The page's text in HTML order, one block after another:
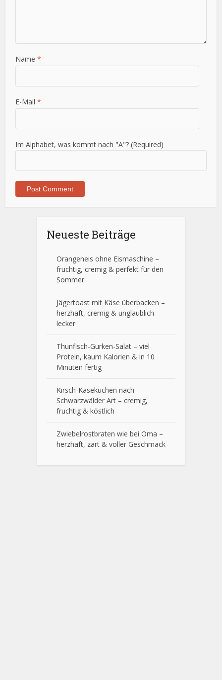
Name*
E-Mail*
Im Alphabet, was kommt nach "A"? (Required)
Neueste Beiträge
Orangeneis ohne Eismaschine –
fruchtig, cremig & perfekt für den
Sommer
Jägertoast mit Käse überbacken –
herzhaft, cremig & unglaublich
lecker
Thunfisch-Gurken-Salat – viel
Protein, kaum Kalorien & in 10
Minuten fertig
Kirsch-Käsekuchen nach
Schwarzwälder Art – cremig,
fruchtig & köstlich
Zwiebelrostbraten wie bei Oma –
herzhaft, zart & voller Geschmack